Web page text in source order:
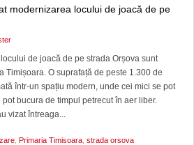
modernizarea locului de joacă de pe
de joacă de pe strada Orșova sunt
Timișoara. O suprafață de peste 1.300 de
într-un spațiu modern, unde cei mici se pot
bucura de timpul petrecut în aer liber.
vizat întreaga...
Primaria Timisoara strada orsova